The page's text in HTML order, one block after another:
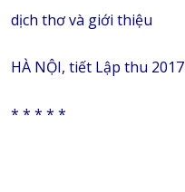
dịch thơ và giới thiệu
HÀ NỘI, tiết Lập thu 2017
* * * * *